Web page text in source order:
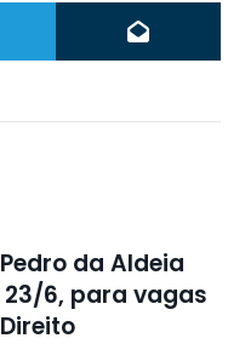
da Aldeia
23/6, para vagas